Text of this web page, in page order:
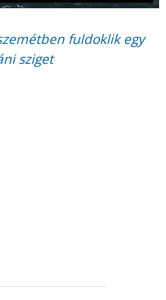
fuldoklik egy
sziget